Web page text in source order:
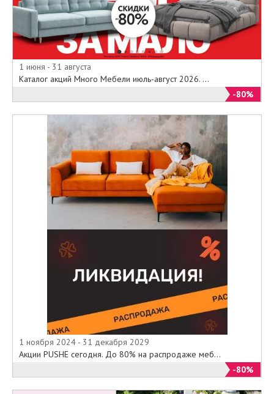
1 июня - 31 августа
Каталог акций Много Мебели июль-август 2026. ...
-80%
1 ноября 2024 - 31 декабря 2029
Акции PUSHE сегодня. До 80% на распродаже меб...
-80%